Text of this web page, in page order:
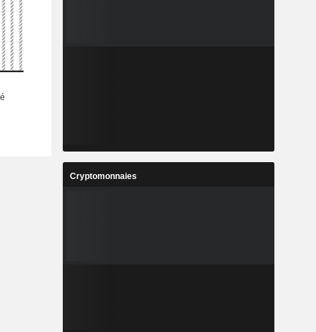
Cryptomonnaies